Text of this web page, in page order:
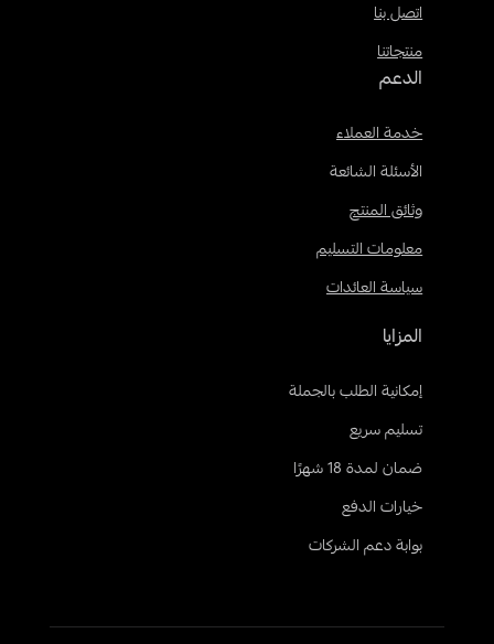
اتصل بنا
منتجاتنا
الدعم
خدمة العملاء
الأسئلة الشائعة
وثائق المنتج
معلومات التسليم
سياسة العائدات
المزايا
إمكانية الطلب بالجملة
تسليم سريع
ضمان لمدة 18 شهرًا
خيارات الدفع
بوابة دعم الشركات